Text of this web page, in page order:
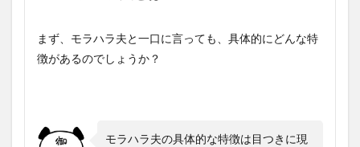
まず、モラハラ夫と一口に言っても、具体的にどんな特
徴があるのでしょうか？
モラハラ夫の具体的な特徴は目つきに現